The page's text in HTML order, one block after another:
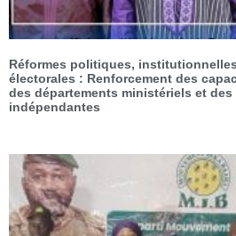
Réformes politiques,
électorales : Renforcement des
des départements ministériels et
indépendantes